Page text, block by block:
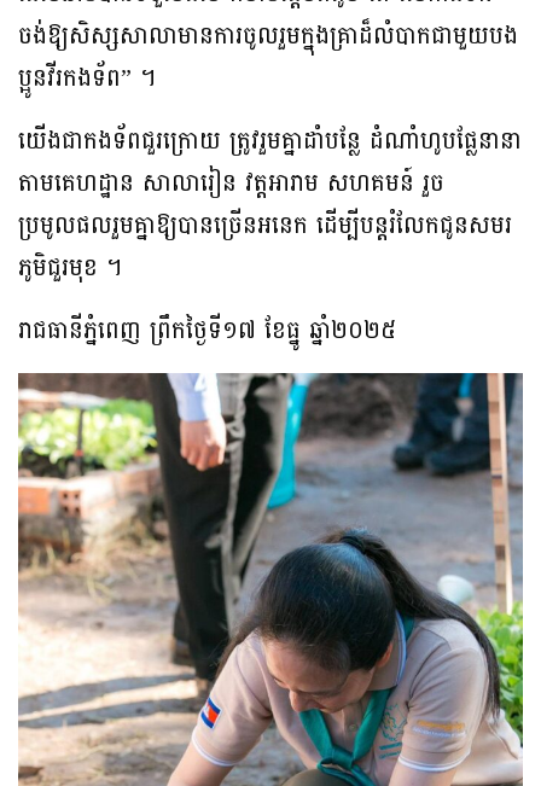
ចង់ឱ្យសិស្សសាលាមានការចូលរួមក្នុងគ្រាដ៏លំបាកជាមួយបង
ប្អូនវីរកងទ័ព” ។
យើងជាកងទ័ពជួរក្រោយ ត្រូវរួមគ្នាដាំបន្លែ ដំណាំហូបផ្លែនានា
តាមគេហដ្ឋាន សាលារៀន វត្តអារាម សហគមន៍ រួច
ប្រមូលផលរួមគ្នាឱ្យបានច្រើនអនេក ដើម្បីបន្តរំលែកជូនសមរ
ភូមិជួរមុខ ។
រាជធានីភ្នំពេញ ព្រឹកថ្ងៃទី១៧ ខែធ្នូ ឆ្នាំ២០២៥